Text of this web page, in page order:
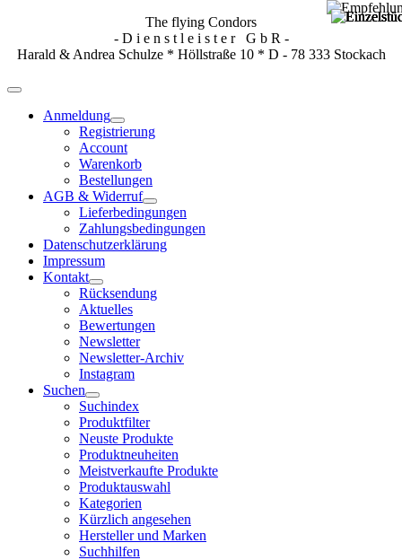
The flying Condors
- D i e n s t l e i s t e r G b R -
Harald & Andrea Schulze * Höllstraße 10 * D - 78 333 Stockach
Anmeldung
Registrierung
Account
Warenkorb
Bestellungen
AGB & Widerruf
Lieferbedingungen
Zahlungsbedingungen
Datenschutzerklärung
Impressum
Kontakt
Rücksendung
Aktuelles
Bewertungen
Newsletter
Newsletter-Archiv
Instagram
Suchen
Suchindex
Produktfilter
Neuste Produkte
Produktneuheiten
Meistverkaufte Produkte
Produktauswahl
Kategorien
Kürzlich angesehen
Hersteller und Marken
Suchhilfen